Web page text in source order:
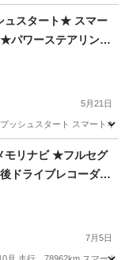
ュスタート★ スマー
パワーステアリング
ビ ★テレビ ★バッ
5月21日
ッシュスタート スマート
モリナビ ★フルセグ
ドライブレコーダ★
ヒータ★ AC1500W
ッドライト★2年
7月5日